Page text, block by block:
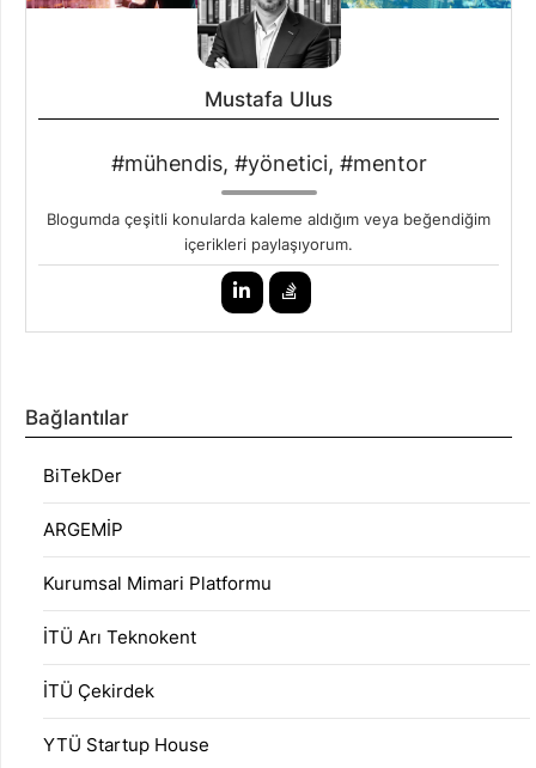
Mustafa Ulus
#mühendis, #yönetici, #mentor
Blogumda çeşitli konularda kaleme aldığım veya beğendiğim
içerikleri paylaşıyorum.
Bağlantılar
BiTekDer
ARGEMİP
Kurumsal Mimari Platformu
İTÜ Arı Teknokent
İTÜ Çekirdek
YTÜ Startup House